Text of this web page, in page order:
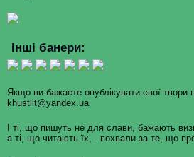
Інші банери:
Якщо ви бажаєте опублікувати свої твори
khustlit@yandex.ua
І ті, що пишуть не для слави, бажають
а ті, що читають їх, - похвали за те, що